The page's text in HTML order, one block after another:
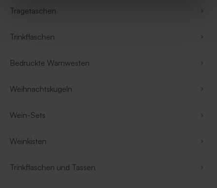
Tragetaschen
Trinkflaschen
Bedruckte Warnwesten
Weihnachtskugeln
Wein-Sets
Weinkisten
Trinkflaschen und Tassen